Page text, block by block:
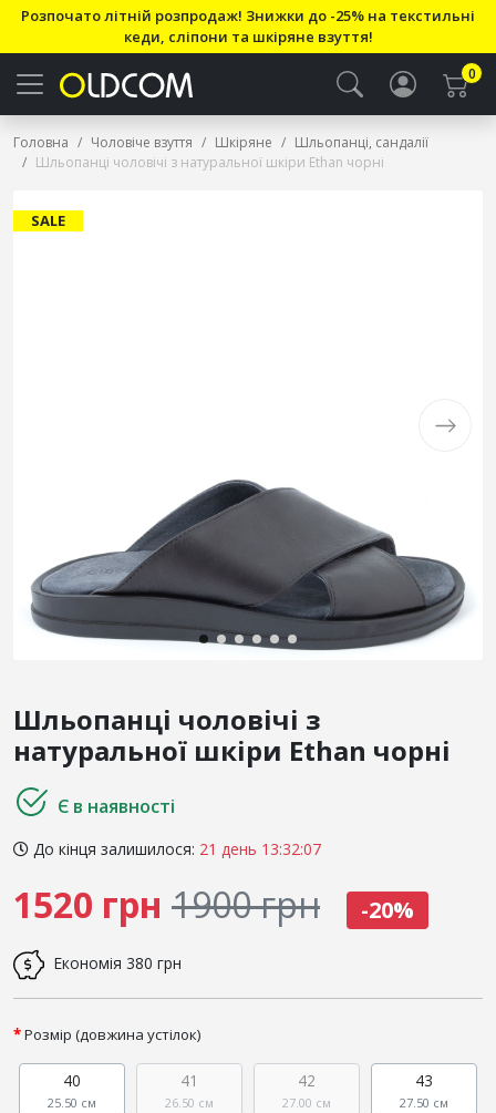
Розпочато літній розпродаж! Знижки до -25% на текстильні
кеди, сліпони та шкіряне взуття!
0
Головна Чоловіче взуття Шкіряне
Шльопанці, сандалії
Шльопанці чоловічі з натуральної шкіри Ethan чорні
SALE
Шльопанці чоловічі з
натуральної шкіри Ethan чорні
Є в наявності
До кінця залишилося: 21 день 13:32:06
1520 грн 1900 грн -20%
Економія 380 грн
Розмір (довжина устілок)
40
25.50 см
41
26.50 см
42
27.00 см
43
27.50 см